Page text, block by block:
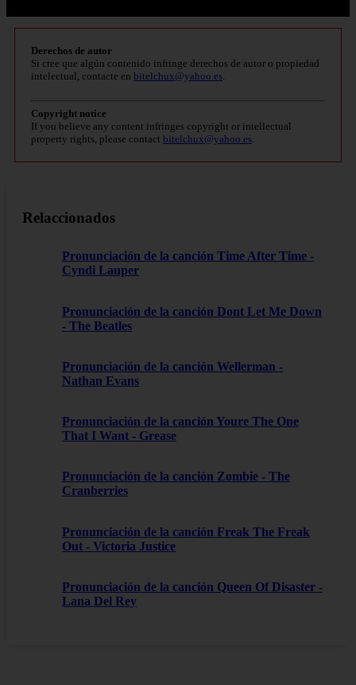
Derechos de autor
Si cree que algún contenido infringe derechos de autor o propiedad
intelectual, contacte en bitelchux@yahoo.es
Copyright notice
If you believe any content infringes copyright or intellectual
property rights, please contact bitelchux@yahoo.es
Relaccionados
Pronunciación de la canción Time After Time -
Cyndi Lauper
Pronunciación de la canción Dont Let Me Down
- The Beatles
Pronunciación de la canción Wellerman -
Nathan Evans
Pronunciación de la canción Youre The One
That I Want - Grease
Pronunciación de la canción Zombie - The
Cranberries
Pronunciación de la canción Freak The Freak
Out - Victoria Justice
Pronunciación de la canción Queen Of Disaster -
Lana Del Rey